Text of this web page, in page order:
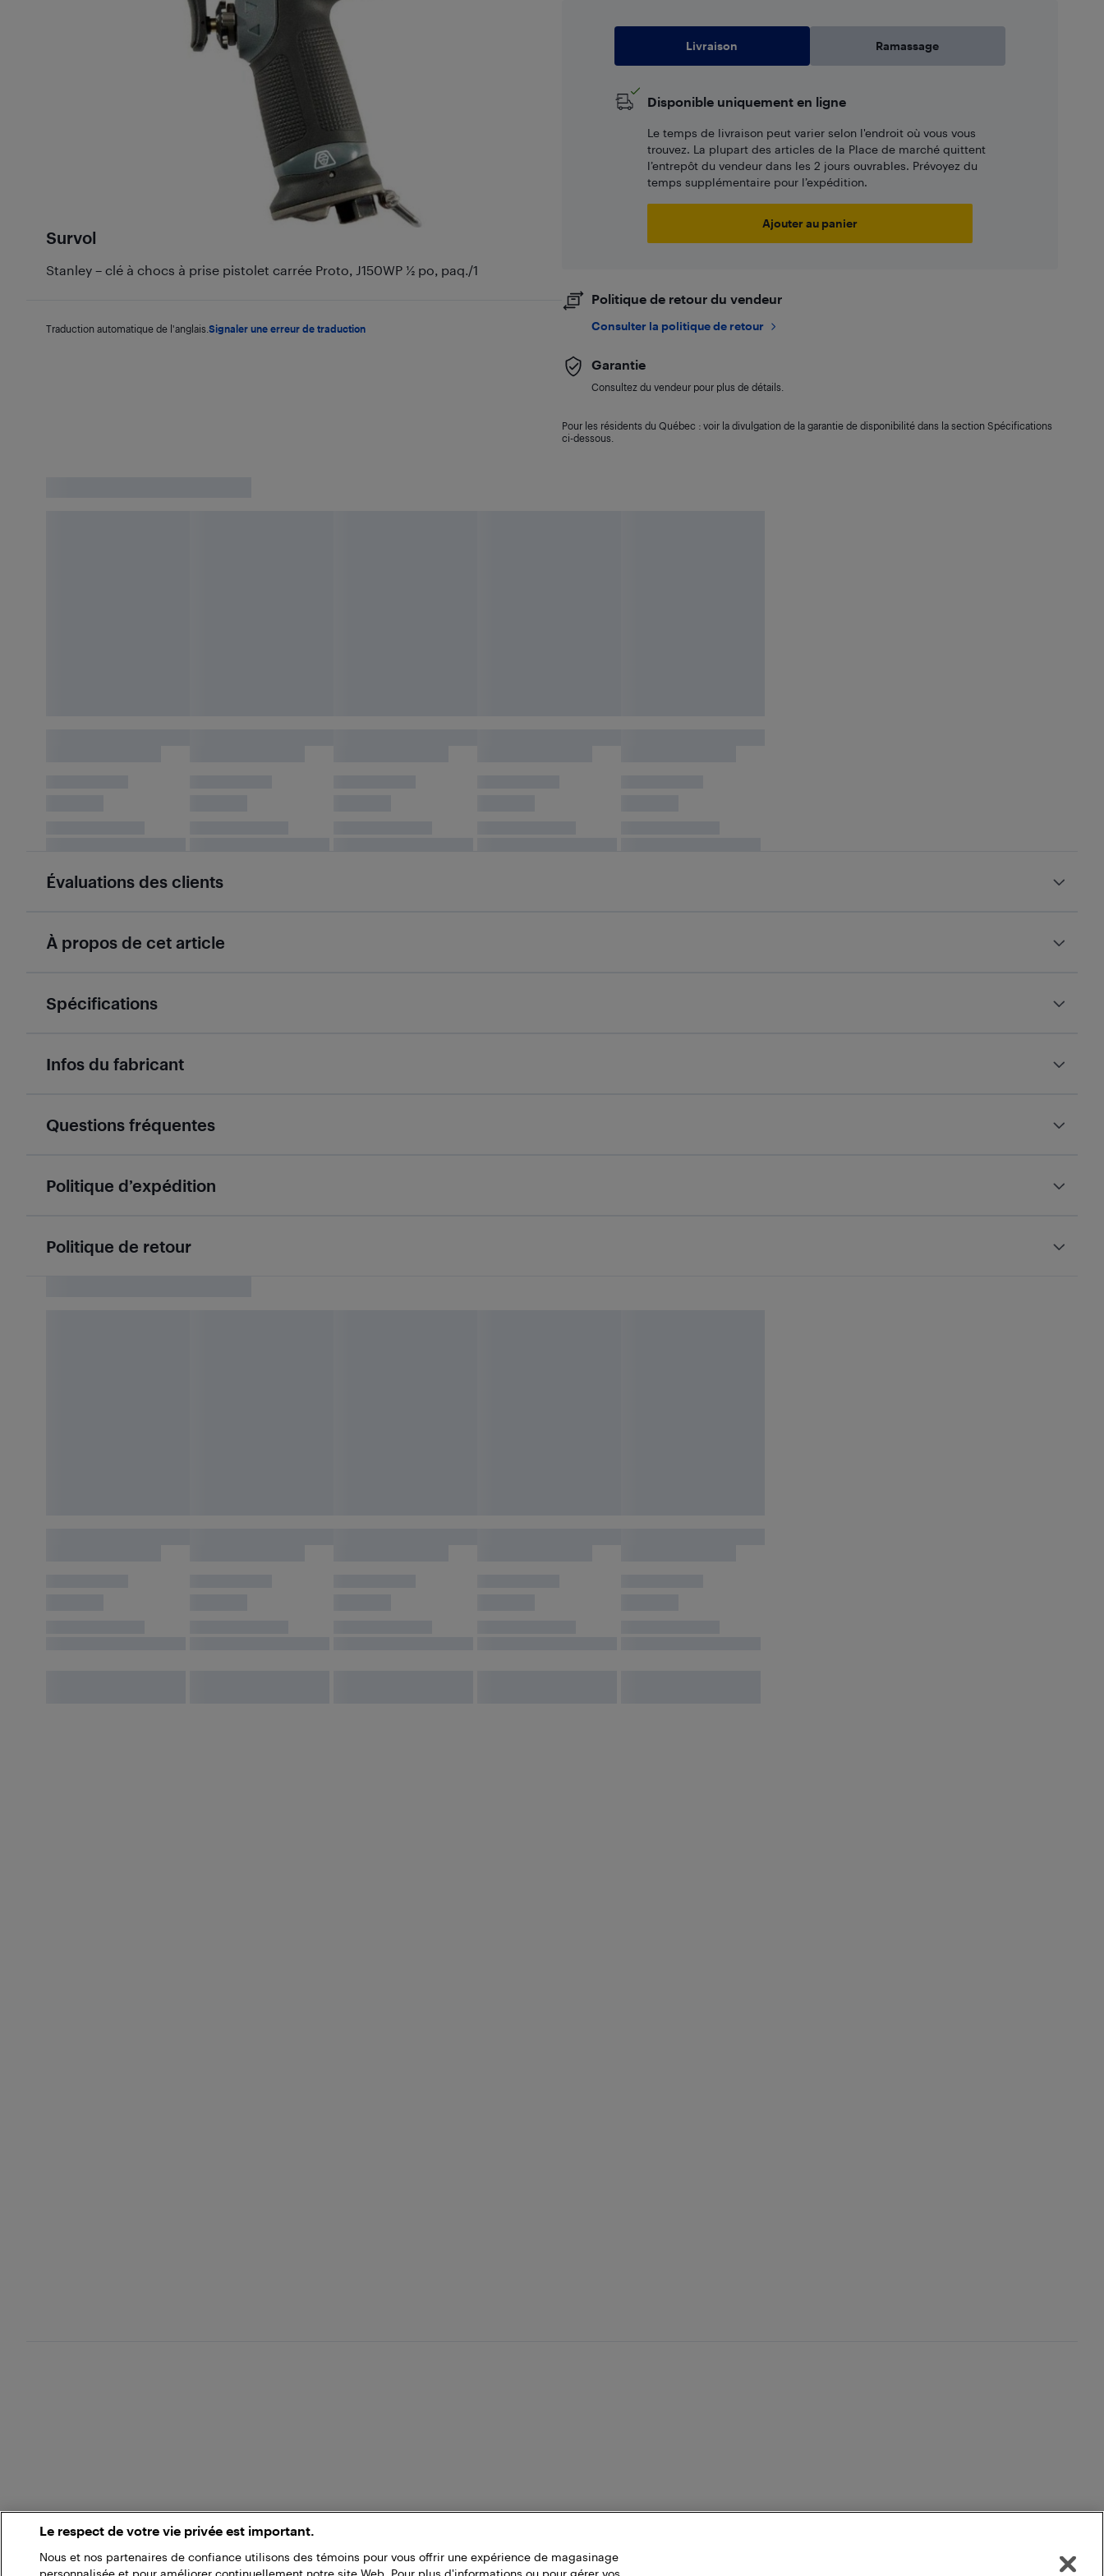
Survol
Stanley – clé à chocs à prise pistolet carrée Proto, J150WP 1⁄2 po, paq./1
Traduction automatique de l'anglais. Signaler une erreur de traduction
Livraison Ramassage
Disponible uniquement en ligne
Le temps de livraison peut varier selon l'endroit où vous vous
trouvez. La plupart des articles de la Place de marché quittent
l’entrepôt du vendeur dans les 2 jours ouvrables. Prévoyez du
temps supplémentaire pour l’expédition.
Ajouter au panier
Politique de retour du vendeur
Consulter la politique de retour
Garantie
Consultez du vendeur pour plus de détails.
Pour les résidents du Québec : voir la divulgation de la garantie de disponibilité dans la section Spécifications
ci-dessous.
Évaluations des clients
À propos de cet article
Spécifications
Infos du fabricant
Questions fréquentes
Politique d’expédition
Politique de retour
Le respect de votre vie privée est important.
Nous et nos partenaires de confiance utilisons des témoins pour vous offrir une expérience de magasinage
personnalisée et pour améliorer continuellement notre site Web. Pour plus d'informations ou pour gérer vos